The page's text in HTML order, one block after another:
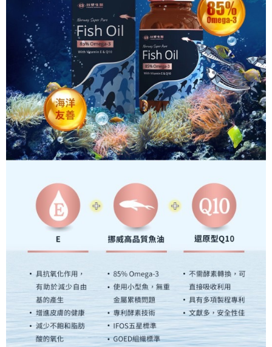
【大哥付你分期使用說明】
1.本服務由台灣大哥大提供，台灣大哥大用戶可立即使用無須另外申請。
2.付款方式選擇「大哥付你分期」，訂單成立後會自動跳轉到大哥付的交易
流程，驗證手機門號後，選擇欲分期的期數、繳款截止日，確認付款後即完
成交易。
3.實際核准額度、可分期數及費用金額請依後續交易確認頁面所載為準。
4.訂單成立30分鐘內，如未前往確認交易或遇審核未通過，訂單將自動取
消。如遇「轉專審核」未通過狀況，表示未達大哥付你分期系統評分，恕無
法說明評估內容。
【繳款方式說明】
1.分期款項不併入電信帳單，「大哥付你分期」於每月結算日後寄送繳費提
醒簡訊。
2.透過簡訊連結打開帳單後，可選擇「超商條碼／台灣大直營門市／銀行轉
帳／街口支付／iPASS MONEY」等通路繳費。
1.本服務係由「台灣大哥大股份有限公司」（以下簡稱本公司）所提供，讓
用戶於交易時，得透過本服務購買商品或服務，並由商店將買賣／分期付款
買賣價金債權讓與本公司後，依約使用本公司帳單繳交帳款。
2.基於同意付款使用「大哥付你分期」之契約關係目的，商店將以您的個人
資料（包含姓名、電話或地址）提供予台灣大哥大進項蒐集、處理及利用，
由本公司與您本人進行分期帳單所需資料之確認、核對及更正。
3.完整用戶服務條款，請詳閱以下連結：https://oppay.tw/userRule
AFTEE先享後付
相關說明
【關於「AFTEE先享後付」】
AFTEE先享後付是「在收到商品之後才付款」的支付方式。 讓您購物簡單
便利好安心！
１．簡單：不需註冊會員、不需綁卡、不需儲值。
２．便利：只要手機號碼，簡訊認證，即可結帳。
３．安心：先確認商品／服務後，再付款。
【「AFTEE先享後付」結帳流程】
１．於結帳方式選擇「AFTEE先享後付」後，將跳轉至「AFTEE先享後付」
結帳頁面，進行簡訊認證並確認金額後，即可完成結帳。
２．訂單成立數日內，您將收到繳費通知簡訊。
※ 請注意：結帳手續完成當下不需立刻繳費，但若您需要取消訂單，請聯絡
購買商品的店家。未經商家同意取消之訂單仍視為有效，需透過AFTEE先享
後付繳納相關費用。
※ 交易是否成功請以「AFTEE先享後付 」之結帳頁面顯示為準，若有關於
是否繳費成功／繳費後需取消欲退款等相關疑問，請聯繫「AFTEE先享後付
客戶支援中心」
https://netprotections.freshdesk.com/support/home
１．透過由恩沛科技股份有限公司提供之「AFTEE先享後付」服務完成之交
易，需依本服務之必要範圍內提供個人資料，並將交易相關給付款項請求債
權轉讓予恩沛科技股份有限公司。
２．關於個人資料處理事宜，請瀏覽以下網址：
https://aftee.tw/terms/#terms3
３．未成年的使用者請事先徵得法定代理人或監護人之同意方可使用
「AFTEE先享後付」，若未經同意申辦者引起之損失，本公司不負相關責
Hami Point
相關說明
「Hami Point」為中華電信所提供之點數服務，可於會員專區綁定中華電信
會員帳號後，即可在購物車使用 Hami Point 折抵消費金額 (1點等於1元)。
ATM付款
貨到付款
運送方式
每筆NT$90，滿NT$1,000(含以上)免運費
付款後全家取貨
每筆NT$90，滿NT$1,000(含以上)免運費
萊爾富取貨付款
付款後萊爾富取貨
每筆NT$90，滿NT$1,000(含以上)免運費
7-11取貨付款
每筆NT$90，滿NT$1,000(含以上)免運費